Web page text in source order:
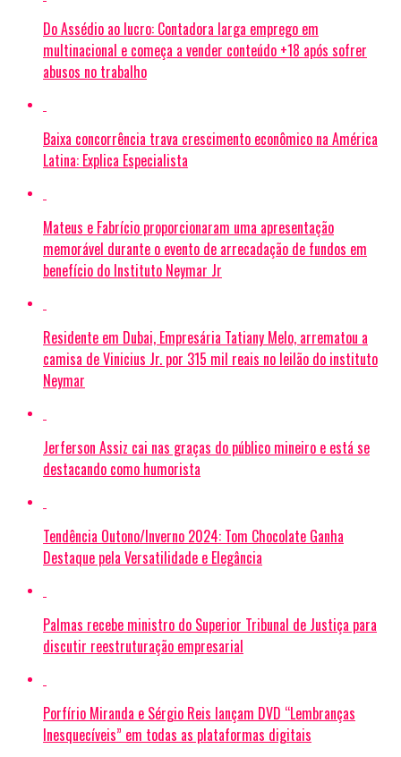
Do Assédio ao lucro: Contadora larga emprego em
multinacional e começa a vender conteúdo +18 após sofrer
abusos no trabalho
Baixa concorrência trava crescimento econômico na América
Latina: Explica Especialista
Mateus e Fabrício proporcionaram uma apresentação
memorável durante o evento de arrecadação de fundos em
benefício do Instituto Neymar Jr
Residente em Dubai, Empresária Tatiany Melo, arrematou a
camisa de Vinicius Jr. por 315 mil reais no leilão do instituto
Neymar
Jerferson Assiz cai nas graças do público mineiro e está se
destacando como humorista
Tendência Outono/Inverno 2024: Tom Chocolate Ganha
Destaque pela Versatilidade e Elegância
Palmas recebe ministro do Superior Tribunal de Justiça para
discutir reestruturação empresarial
Porfírio Miranda e Sérgio Reis lançam DVD “Lembranças
Inesquecíveis” em todas as plataformas digitais